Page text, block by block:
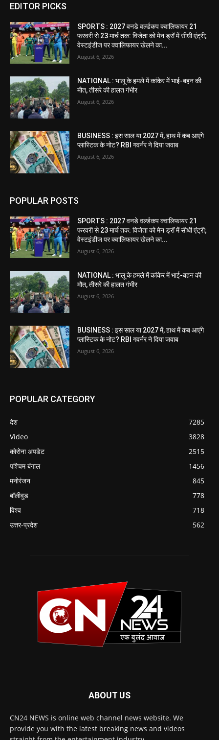
EDITOR PICKS
SPORTS : 2027 वनडे वर्ल्डकप क्वालिफायर 21
फरवरी से 23 मार्च तक: विजेता को मेन ड्रॉ में सीधी एंट्री;
वेस्टइंडीज पर क्वालिफायर खेलने का...
August 6, 2026
NATIONAL : भालू के हमले में कांकेर में भाई-बहन की
मौत, तीसरे की हालत गंभीर
August 6, 2026
BUSINESS : इस साल या 2027 में, हाथ में कब आएंगे
प्लास्टिक के नोट? RBI गवर्नर ने दिया जवाब
August 6, 2026
POPULAR POSTS
SPORTS : 2027 वनडे वर्ल्डकप क्वालिफायर 21
फरवरी से 23 मार्च तक: विजेता को मेन ड्रॉ में सीधी एंट्री;
वेस्टइंडीज पर क्वालिफायर खेलने का...
August 6, 2026
NATIONAL : भालू के हमले में कांकेर में भाई-बहन की
मौत, तीसरे की हालत गंभीर
August 6, 2026
BUSINESS : इस साल या 2027 में, हाथ में कब आएंगे
प्लास्टिक के नोट? RBI गवर्नर ने दिया जवाब
August 6, 2026
POPULAR CATEGORY
देश
7285
Video
3828
कोरोना अपडेट
2515
पश्चिम बंगाल
1456
मनोरंजन
845
बॉलीवुड
778
विश्व
718
उत्तर-प्रदेश
562
ABOUT US
CN24 NEWS is online web channel news website. We
provide you with the latest breaking news and videos